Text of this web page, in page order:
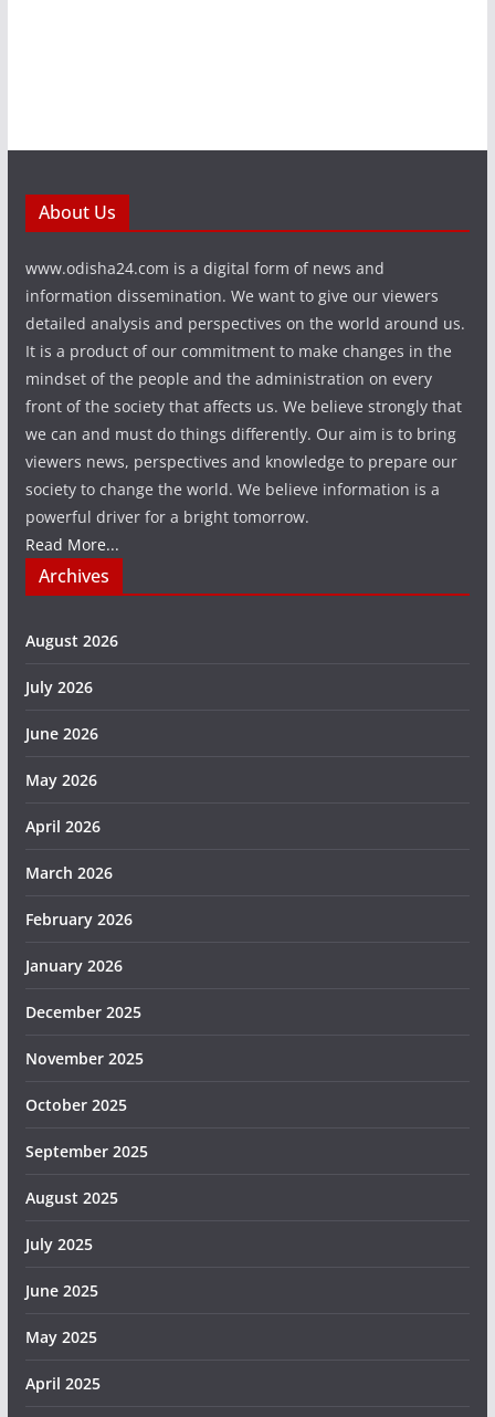
About Us
www.odisha24.com is a digital form of news and
information dissemination. We want to give our viewers
detailed analysis and perspectives on the world around us.
It is a product of our commitment to make changes in the
mindset of the people and the administration on every
front of the society that affects us. We believe strongly that
we can and must do things differently. Our aim is to bring
viewers news, perspectives and knowledge to prepare our
society to change the world. We believe information is a
powerful driver for a bright tomorrow.
Read More...
Archives
August 2026
July 2026
June 2026
May 2026
April 2026
March 2026
February 2026
January 2026
December 2025
November 2025
October 2025
September 2025
August 2025
July 2025
June 2025
May 2025
April 2025